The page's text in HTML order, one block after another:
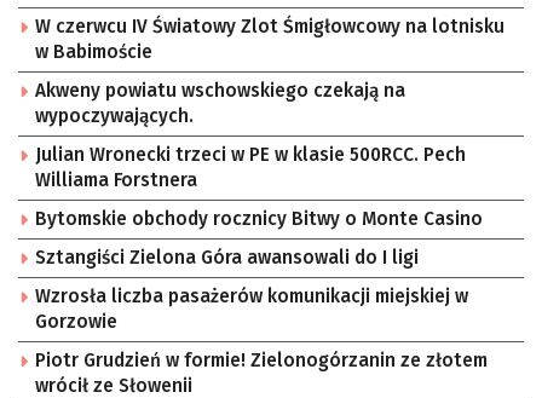
W czerwcu IV Światowy Zlot Śmigłowcowy na lotnisku
w Babimoście
Akweny powiatu wschowskiego czekają na
wypoczywających.
Julian Wronecki trzeci w PE w klasie 500RCC. Pech
Williama Forstnera
Bytomskie obchody rocznicy Bitwy o Monte Casino
Sztangiści Zielona Góra awansowali do I ligi
Wzrosła liczba pasażerów komunikacji miejskiej w
Gorzowie
Piotr Grudzień w formie! Zielonogórzanin ze złotem
wrócił ze Słowenii